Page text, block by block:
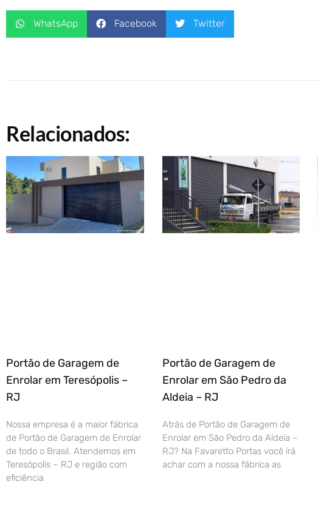
WhatsApp Facebook Twitter
Relacionados:
Portão de Garagem de
Enrolar em Teresópolis –
RJ
Nossa empresa é a maior fábrica
de Portão de Garagem de Enrolar
de todo o Brasil. Atendemos em
Teresópolis – RJ e região com
eficiência
Portão de Garagem de
Enrolar em São Pedro da
Aldeia – RJ
Atrás de Portão de Garagem de
Enrolar em São Pedro da Aldeia –
RJ? Na Favaretto Portas você irá
achar com a nossa fábrica as